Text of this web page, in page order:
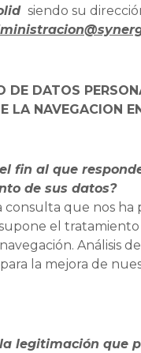
siendo su
DE DATOS
LA NAVEGACION
fin al que
de sus datos?
consulta que nos ha
el tratamiento
Análisis
la mejora de
la legitimación que